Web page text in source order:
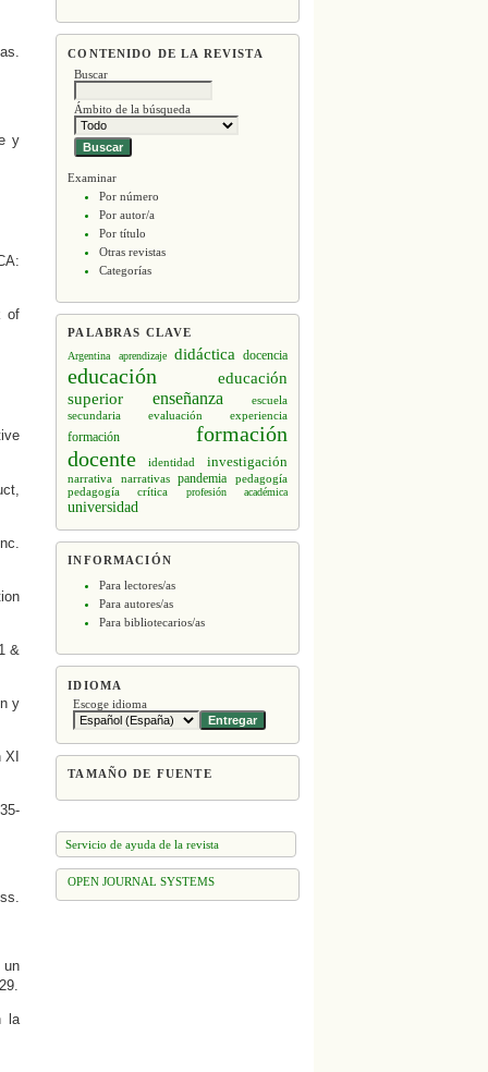
CONTENIDO DE LA REVISTA
Buscar
Ámbito de la búsqueda
Examinar
Por número
Por autor/a
Por título
Otras revistas
Categorías
PALABRAS CLAVE
Argentina aprendizaje didáctica docencia
educación
educación
superior
enseñanza
escuela
secundaria
evaluación
experiencia
formación
formación
docente
identidad investigación
narrativa narrativas pandemia
pedagogía
pedagogía crítica
profesión académica
universidad
INFORMACIÓN
Para lectores/as
Para autores/as
Para bibliotecarios/as
IDIOMA
Escoge idioma
TAMAÑO DE FUENTE
Servicio de ayuda de la revista
OPEN JOURNAL SYSTEMS
y
of
&
y
un
la